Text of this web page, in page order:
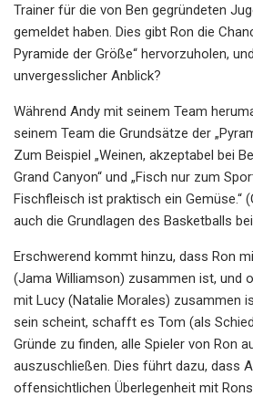
Trainer für die von Ben gegründeten
gemeldet haben. Dies gibt Ron die
Pyramide der Größe“ hervorzuholen,
unvergesslicher Anblick?
Während Andy mit seinem Team
seinem Team die Grundsätze der
Zum Beispiel „Weinen, akzeptabel bei
Grand Canyon“ und „Fisch nur zum
Fischfleisch ist praktisch ein Gemüse.“
auch die Grundlagen des Basketballs
Erschwerend kommt hinzu, dass Ron
(Jama Williamson) zusammen ist, und
mit Lucy (Natalie Morales) zusammen
sein scheint, schafft es Tom (als
Gründe zu finden, alle Spieler von Ron
auszuschließen. Dies führt dazu, dass
offensichtlichen Überlegenheit mit